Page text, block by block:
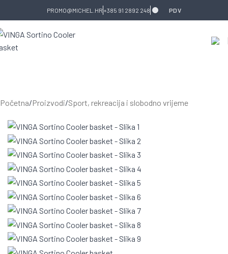
Skip to navigationSkip to main content
PROMO@MICHEL.HR +385 91 2892 248 PDV
Početna/Proizvodi/Sport, rekreacija i slobodno vrijeme